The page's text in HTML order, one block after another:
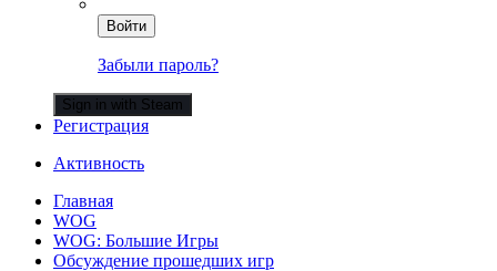
Войти
Забыли пароль?
Sign in with Steam
Регистрация
Активность
Главная
WOG
WOG: Большие Игры
Обсуждение прошедших игр